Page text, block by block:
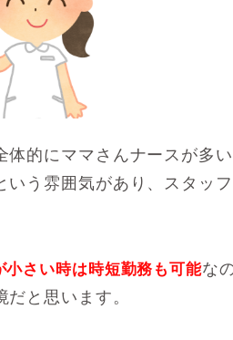
体的にママさんナースが多
いう雰囲気があり、スタッ
小さい時は時短勤務も可能な
だと思います。